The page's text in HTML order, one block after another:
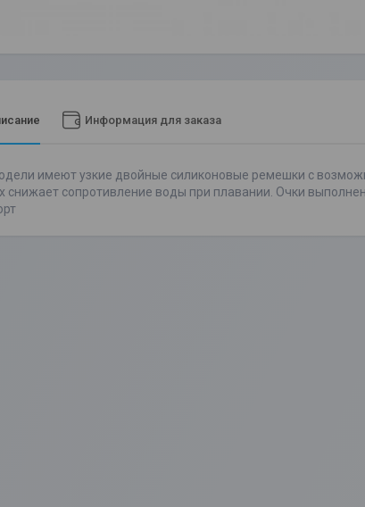
Информация для заказа
имеют узкие двойные силиконовые ремешки с
снижает сопротивление воды при плавании. Очки